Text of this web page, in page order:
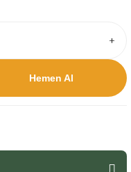
Hemen Al